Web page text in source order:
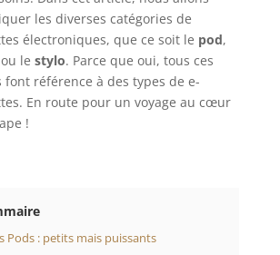
les diverses catégories de
électroniques, que ce soit le pod,
le stylo. Parce que oui, tous ces
font référence à des types de e-
En route pour un voyage au cœur
!
Pods : petits mais puissants